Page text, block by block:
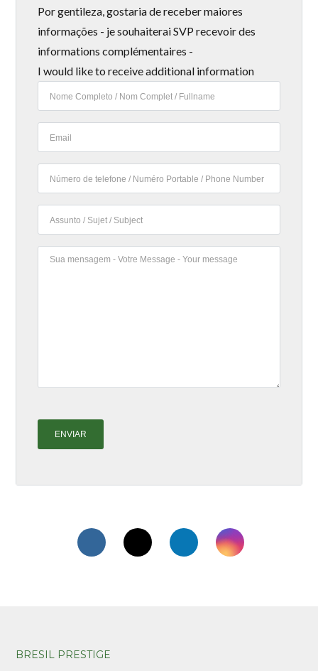
Por gentileza, gostaria de receber maiores
informações - je souhaiterai SVP recevoir des
informations complémentaires -
I would like to receive additional information
BRESIL PRESTIGE